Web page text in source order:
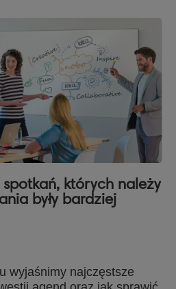
spotkań, których należy
były bardziej
wyjaśnimy najczęstsze